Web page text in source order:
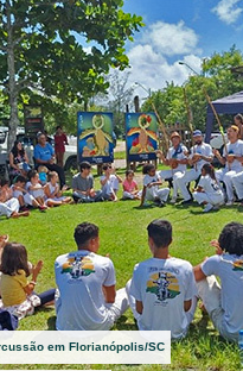
em Florianópolis/SC